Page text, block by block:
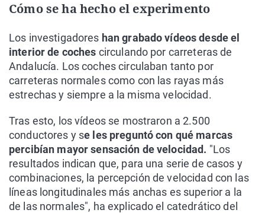
Cómo se ha hecho el experimento
Los investigadores han grabado vídeos desde el
interior de coches circulando por carreteras de
Andalucía. Los coches circulaban tanto por
carreteras normales como con las rayas más
estrechas y siempre a la misma velocidad.
Tras esto, los vídeos se mostraron a 2.500
conductores y se les preguntó con qué marcas
percibían mayor sensación de velocidad. "Los
resultados indican que, para una serie de casos y
combinaciones, la percepción de velocidad con las
líneas longitudinales más anchas es superior a la
de las normales", ha explicado el catedrático del